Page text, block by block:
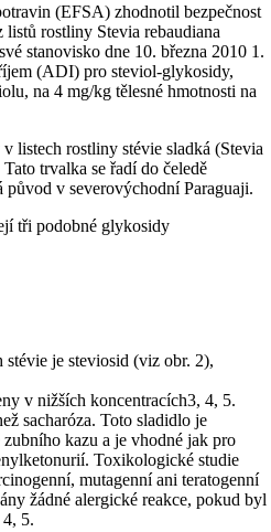
(EFSA) zhodnotil bezpečnost
rostliny Stevia rebaudiana
stanovisko dne 10. března 2010 1.
(ADI) pro steviol-glykosidy,
na 4 mg/kg tělesné hmotnosti na
listech rostliny stévie sladká (Stevia
trvalka se řadí do čeledě
původ v severovýchodní Paraguaji.
tři podobné glykosidy
je steviosid (viz obr. 2),
v nižších koncentracích3, 4, 5.
sacharóza. Toto sladidlo je
kazu a je vhodné jak pro
Toxikologické studie
mutagenní ani teratogenní
žádné alergické reakce, pokud byl
5.